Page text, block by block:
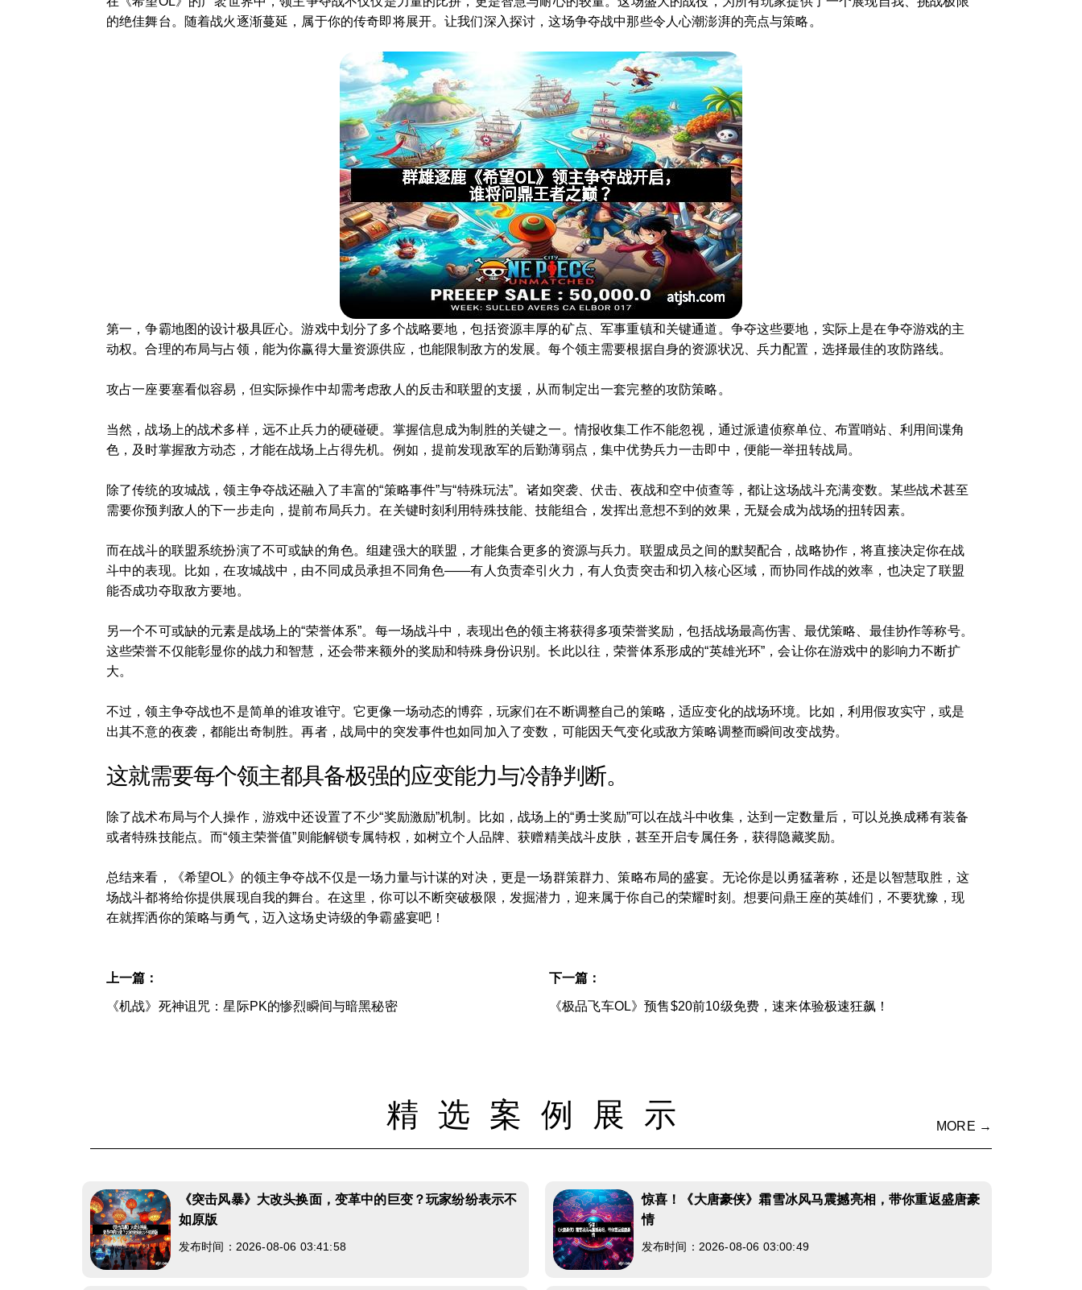
的绝佳舞台。随着战火逐渐蔓延，属于你的传奇即将展开。让我们深入探讨，这场争夺战中那些令人心潮澎湃的亮点与策略。
第一，争霸地图的设计极具匠心。游戏中划分了多个战略要地，包括资源丰厚的矿点、军事重镇和关键通道。争夺这些要地，实际上是在争夺游戏的主
动权。合理的布局与占领，能为你赢得大量资源供应，也能限制敌方的发展。每个领主需要根据自身的资源状况、兵力配置，选择最佳的攻防路线。
攻占一座要塞看似容易，但实际操作中却需考虑敌人的反击和联盟的支援，从而制定出一套完整的攻防策略。
当然，战场上的战术多样，远不止兵力的硬碰硬。掌握信息成为制胜的关键之一。情报收集工作不能忽视，通过派遣侦察单位、布置哨站、利用间谍角
色，及时掌握敌方动态，才能在战场上占得先机。例如，提前发现敌军的后勤薄弱点，集中优势兵力一击即中，便能一举扭转战局。
除了传统的攻城战，领主争夺战还融入了丰富的“策略事件”与“特殊玩法”。诸如突袭、伏击、夜战和空中侦查等，都让这场战斗充满变数。某些战术甚至
需要你预判敌人的下一步走向，提前布局兵力。在关键时刻利用特殊技能、技能组合，发挥出意想不到的效果，无疑会成为战场的扭转因素。
而在战斗的联盟系统扮演了不可或缺的角色。组建强大的联盟，才能集合更多的资源与兵力。联盟成员之间的默契配合，战略协作，将直接决定你在战
斗中的表现。比如，在攻城战中，由不同成员承担不同角色――有人负责牵引火力，有人负责突击和切入核心区域，而协同作战的效率，也决定了联盟
能否成功夺取敌方要地。
另一个不可或缺的元素是战场上的“荣誉体系”。每一场战斗中，表现出色的领主将获得多项荣誉奖励，包括战场最高伤害、最优策略、最佳协作等称号。
这些荣誉不仅能彰显你的战力和智慧，还会带来额外的奖励和特殊身份识别。长此以往，荣誉体系形成的“英雄光环”，会让你在游戏中的影响力不断扩
大。
不过，领主争夺战也不是简单的谁攻谁守。它更像一场动态的博弈，玩家们在不断调整自己的策略，适应变化的战场环境。比如，利用假攻实守，或是
出其不意的夜袭，都能出奇制胜。再者，战局中的突发事件也如同加入了变数，可能因天气变化或敌方策略调整而瞬间改变战势。
这就需要每个领主都具备极强的应变能力与冷静判断。
除了战术布局与个人操作，游戏中还设置了不少“奖励激励”机制。比如，战场上的“勇士奖励”可以在战斗中收集，达到一定数量后，可以兑换成稀有装备
或者特殊技能点。而“领主荣誉值”则能解锁专属特权，如树立个人品牌、获赠精美战斗皮肤，甚至开启专属任务，获得隐藏奖励。
总结来看，《希望OL》的领主争夺战不仅是一场力量与计谋的对决，更是一场群策群力、策略布局的盛宴。无论你是以勇猛著称，还是以智慧取胜，这
场战斗都将给你提供展现自我的舞台。在这里，你可以不断突破极限，发掘潜力，迎来属于你自己的荣耀时刻。想要问鼎王座的英雄们，不要犹豫，现
在就挥洒你的策略与勇气，迈入这场史诗级的争霸盛宴吧！
上一篇：
《机战》死神诅咒：星际PK的惨烈瞬间与暗黑秘密
下一篇：
《极品飞车OL》预售$20前10级免费，速来体验极速狂飙！
精选案例展示 MORE →
《突击风暴》大改头换面，变革中的巨变？玩家纷纷表示不
如原版
发布时间：2026-08-06 03:41:58
惊喜！《大唐豪侠》霜雪冰风马震撼亮相，带你重返盛唐豪
情
发布时间：2026-08-06 03:00:49